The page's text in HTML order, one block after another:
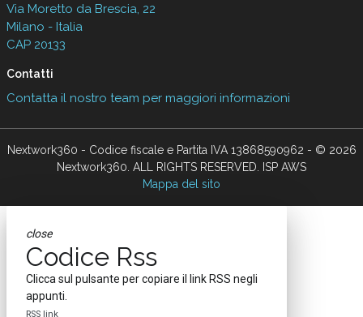
Via Moretto da Brescia, 22
Milano - Italia
CAP 20133
Contatti
Contatta il nostro team per maggiori informazioni
Nextwork360 - Codice fiscale e Partita IVA 13868590962 - © 2026
Nextwork360. ALL RIGHTS RESERVED. ISP AWS
Mappa del sito
close
Codice Rss
Clicca sul pulsante per copiare il link RSS negli
appunti.
RSS link